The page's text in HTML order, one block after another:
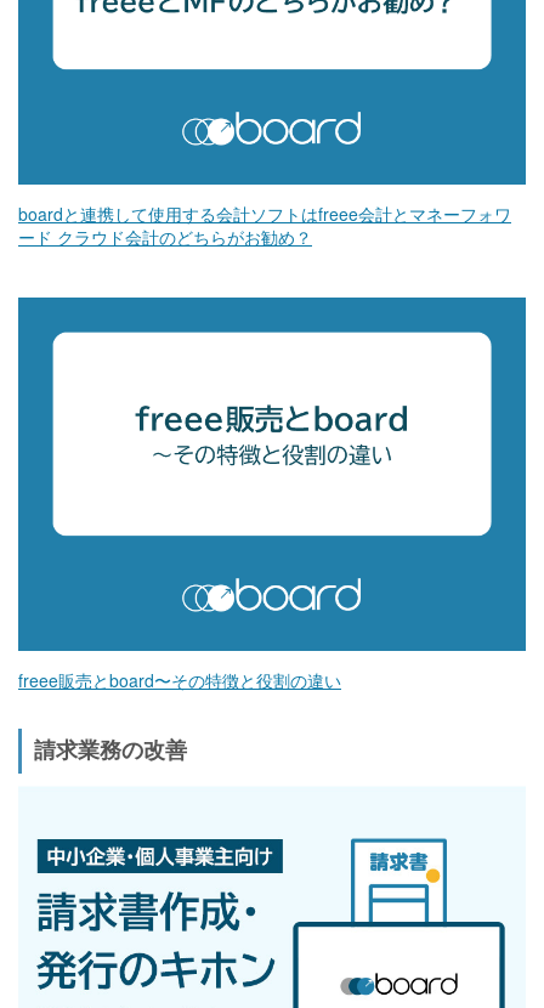
boardと連携して使用する会計ソフトはfreee会計とマネーフォワ
ード クラウド会計のどちらがお勧め？
freee販売とboard〜その特徴と役割の違い
請求業務の改善